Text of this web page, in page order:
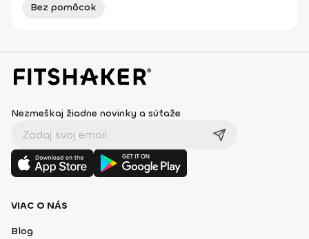
Bez pomôcok
Nezmeškaj žiadne novinky a súťaže
VIAC O NÁS
Blog